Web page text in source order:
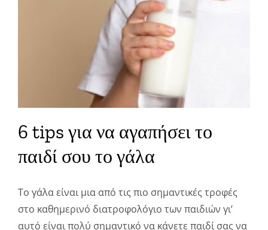
6 tips για να αγαπήσει το
παιδί σου το γάλα
To γάλα είναι μια από τις πιο σημαντικές τροφές
στο καθημερινό διατροφολόγιο των παιδιών γι’
αυτό είναι πολύ σημαντικό να κάνετε παιδί σας να